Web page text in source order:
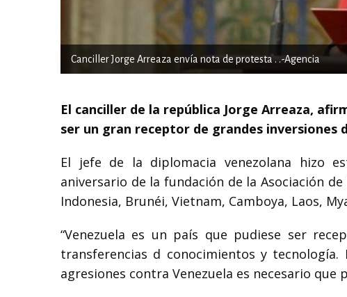
Canciller Jorge Arreaza envía nota de protesta . .-Agencia
El canciller de la república Jorge Arreaza,
ser un gran receptor de grandes inversiones
El jefe de la diplomacia venezolana hizo
aniversario de la fundación de la Asociación
Indonesia, Brunéi, Vietnam, Camboya, Laos,
“Venezuela es un país que pudiese ser
transferencias d conocimientos y
agresiones contra Venezuela es necesario